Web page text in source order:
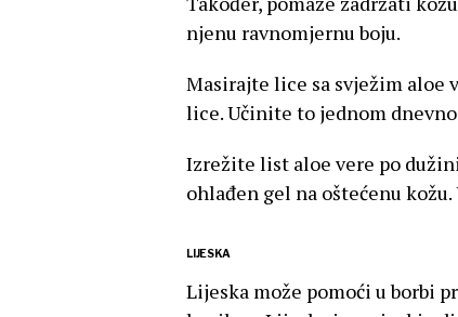
njenu ravnomjernu boju.
Masirajte lice sa svježim aloe
lice. Učinite to jednom
Izrežite list aloe vere po
ohlađen gel na oštećenu
LIJESKA
Lijeska može pomoći u borbi